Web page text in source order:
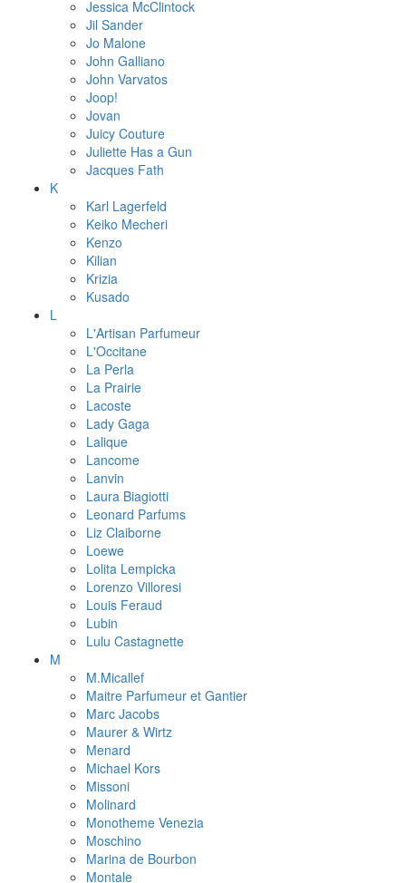
Jessica McClintock
Jil Sander
Jo Malone
John Galliano
John Varvatos
Joop!
Jovan
Juicy Couture
Juliette Has a Gun
Jacques Fath
K
Karl Lagerfeld
Keiko Mecheri
Kenzo
Kilian
Krizia
Kusado
L
L'Artisan Parfumeur
L'Occitane
La Perla
La Prairie
Lacoste
Lady Gaga
Lalique
Lancome
Lanvin
Laura Biagiotti
Leonard Parfums
Liz Claiborne
Loewe
Lolita Lempicka
Lorenzo Villoresi
Louis Feraud
Lubin
Lulu Castagnette
M
M.Micallef
Maitre Parfumeur et Gantier
Marc Jacobs
Maurer & Wirtz
Menard
Michael Kors
Missoni
Molinard
Monotheme Venezia
Moschino
Marina de Bourbon
Montale